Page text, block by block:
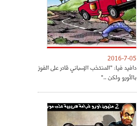
2016-7-05
دافيد فيا: "المنتخب الإسباني قادر على الفوز
بالأورو ولكن .."